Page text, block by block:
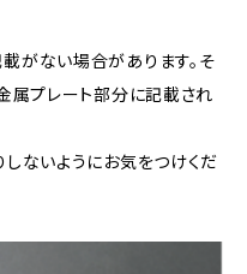
がない場合があります。そ
属プレート部分に記載され
ないようにお気をつけくだ